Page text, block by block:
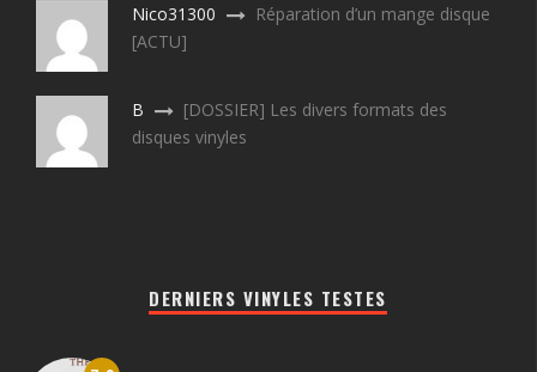
Nico31300
Réparation d’un mange disque
[ACTU]
B
[DOSSIER] Les divers formats des
disques vinyles
DERNIERS VINYLES TESTES